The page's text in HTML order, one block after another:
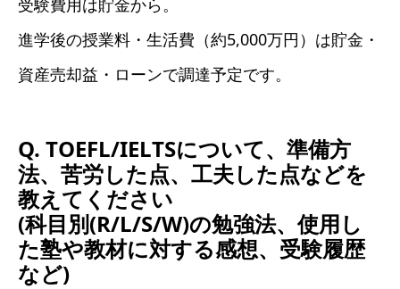
受験費用は貯金から。
進学後の授業料・生活費（約5,000万円）は貯金・
資産売却益・ローンで調達予定です。
Q. TOEFL/IELTSについて、準備方
法、苦労した点、工夫した点などを
教えてください
(科目別(R/L/S/W)の勉強法、使用し
た塾や教材に対する感想、受験履歴
など)